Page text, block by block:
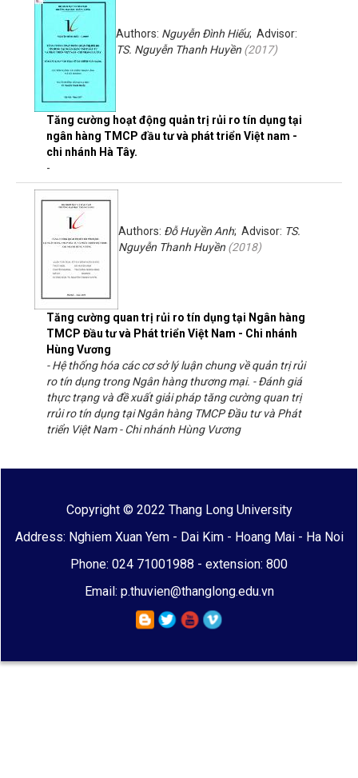
Tăng cường hoạt động quản trị rủi ro tín dụng tại
ngân hàng TMCP đầu tư và phát triển Việt nam -
chi nhánh Hà Tây.
Authors: Nguyễn Đình Hiếu; Advisor:
TS. Nguyễn Thanh Huyền (2017)
-
Tăng cường quan trị rủi ro tín dụng tại Ngân hàng
TMCP Đầu tư và Phát triển Việt Nam - Chi nhánh
Hùng Vương
Authors: Đỗ Huyền Anh; Advisor: TS.
Nguyễn Thanh Huyền (2018)
- Hệ thống hóa các cơ sở lý luận chung về quản trị rủi
ro tín dụng trong Ngân hàng thương mại. - Đánh giá
thực trạng và đề xuất giải pháp tăng cường quan trị
rrủi ro tín dụng tại Ngân hàng TMCP Đầu tư và Phát
triển Việt Nam - Chi nhánh Hùng Vương
Copyright © 2022 Thang Long University
Address: Nghiem Xuan Yem - Dai Kim - Hoang Mai - Ha Noi
Phone: 024 71001988 - extension: 800
Email: p.thuvien@thanglong.edu.vn